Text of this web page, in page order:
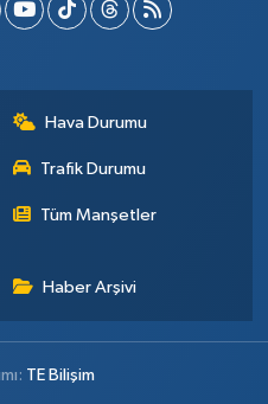
Hava Durumu
Trafik Durumu
Tüm Manşetler
Haber Arşivi
TE Bilişim